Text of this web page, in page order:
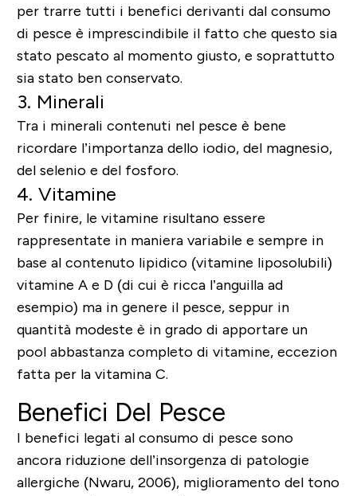
per trarre tutti i benefici derivanti dal consumo
di pesce è imprescindibile il fatto che questo sia
stato pescato al momento giusto, e soprattutto
sia stato ben conservato.
3. Minerali
Tra i minerali contenuti nel pesce è bene
ricordare l’importanza dello iodio, del magnesio,
del selenio e del fosforo.
4. Vitamine
Per finire, le vitamine risultano essere
rappresentate in maniera variabile e sempre in
base al contenuto lipidico (vitamine liposolubili)
vitamine A e D (di cui è ricca l’anguilla ad
esempio) ma in genere il pesce, seppur in
quantità modeste è in grado di apportare un
pool abbastanza completo di vitamine, eccezion
fatta per la vitamina C.
Benefici Del Pesce
I benefici legati al consumo di pesce sono
ancora riduzione dell’insorgenza di patologie
allergiche (Nwaru, 2006), miglioramento del tono